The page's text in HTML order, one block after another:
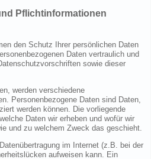
Pflichtinformationen
den Schutz Ihrer persönlichen Daten
Daten vertraulich und
sowie dieser
werden verschiedene
Personenbezogene Daten sind Daten,
werden können. Die vorliegende
Daten wir erheben und wofür wir
und zu welchem Zweck das geschieht.
im Internet (z.B. bei der
aufweisen kann. Ein